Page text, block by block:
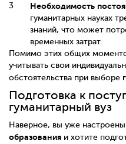
Необходимость
гуманитарных науках
знаний, что может
временных затрат.
Помимо этих общих
учитывать свои
обстоятельства при выборе
Подготовка к
гуманитарный вуз
Наверное, вы уже
образования и хотите